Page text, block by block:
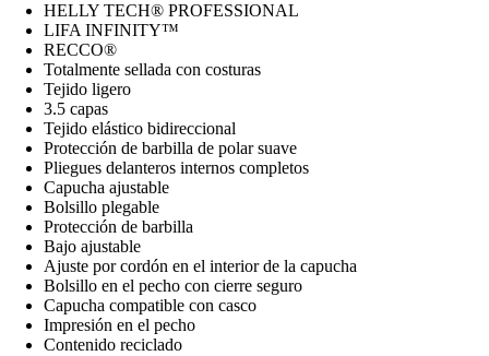
HELLY TECH® PROFESSIONAL
LIFA INFINITY™
RECCO®
Totalmente sellada con costuras
Tejido ligero
3.5 capas
Tejido elástico bidireccional
Protección de barbilla de polar suave
Pliegues delanteros internos completos
Capucha ajustable
Bolsillo plegable
Protección de barbilla
Bajo ajustable
Ajuste por cordón en el interior de la capucha
Bolsillo en el pecho con cierre seguro
Capucha compatible con casco
Impresión en el pecho
Contenido reciclado